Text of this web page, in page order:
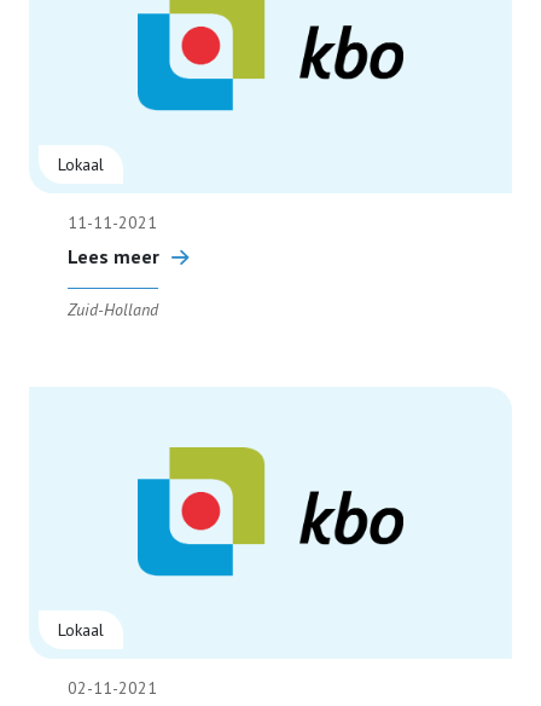
Lokaal
11-11-2021
Lees meer
Zuid-Holland
Lokaal
02-11-2021